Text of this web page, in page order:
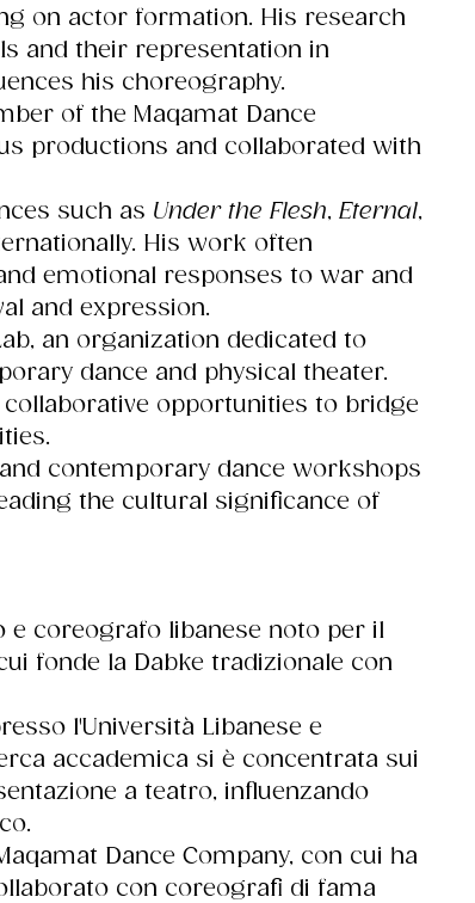
on actor formation. His research
and their representation in
his choreography.
of the Maqamat Dance
productions and collaborated with
such as Under the Flesh, Eternal,
His work often
emotional responses to war and
and expression.
an organization dedicated to
dance and physical theater.
opportunities to bridge
contemporary dance workshops
the cultural significance of
e coreografo libanese noto per il
fonde la Dabke tradizionale con
l'Università Libanese e
accademica si è concentrata sui
a teatro, influenzando
Dance Company, con cui ha
con coreografi di fama